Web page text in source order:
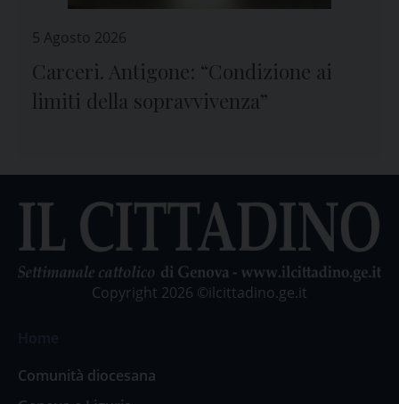
5 Agosto 2026
Carceri. Antigone: “Condizione ai
limiti della sopravvivenza”
Copyright 2026 ©ilcittadino.ge.it
Comunità diocesana